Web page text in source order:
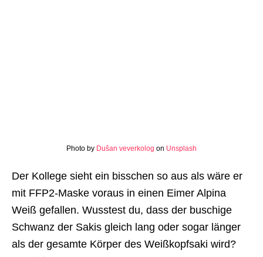
Photo by Dušan veverkolog on Unsplash
Der Kollege sieht ein bisschen so aus als wäre er
mit FFP2-Maske voraus in einen Eimer Alpina
Weiß gefallen. Wusstest du, dass der buschige
Schwanz der Sakis gleich lang oder sogar länger
als der gesamte Körper des Weißkopfsaki wird?